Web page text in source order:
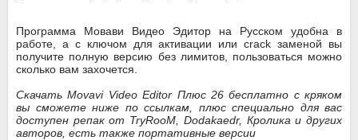
Программа Мовави Видео Эдитор на Русском удобна в
работе, а с ключом для активации или crack заменой вы
получите полную версию без лимитов, пользоваться можно
сколько вам захочется.
Скачать Movavi Video Editor Плюс 26 бесплатно с кряком
вы сможете ниже по ссылкам, плюс специально для вас
доступен репак от TryRooM, Dodakaedr, Кролика и других
авторов, есть также портативные версии